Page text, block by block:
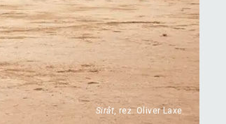
Sirât , reż. Oliver Laxe